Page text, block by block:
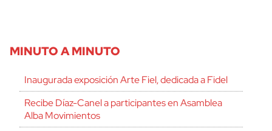
MINUTO A MINUTO
Inaugurada exposición Arte Fiel, dedicada a Fidel
Recibe Díaz-Canel a participantes en Asamblea
Alba Movimientos